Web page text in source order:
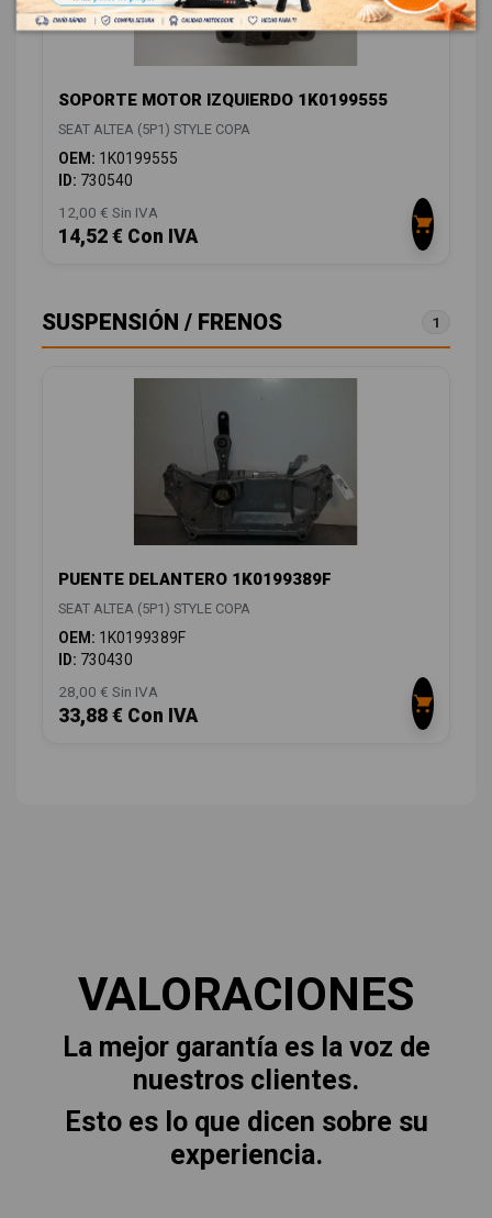
SOPORTE MOTOR IZQUIERDO 1K0199555
SEAT ALTEA (5P1) STYLE COPA
OEM: 1K0199555
ID: 730540
12,00 € Sin IVA
14,52 € Con IVA
SUSPENSIÓN / FRENOS 1
PUENTE DELANTERO 1K0199389F
SEAT ALTEA (5P1) STYLE COPA
OEM: 1K0199389F
ID: 730430
28,00 € Sin IVA
33,88 € Con IVA
VALORACIONES
La mejor garantía es la voz de
nuestros clientes.
Esto es lo que dicen sobre su
experiencia.